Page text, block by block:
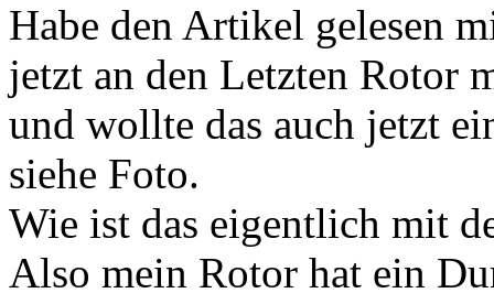
Habe den Artikel gelesen
jetzt an den Letzten Rotor
und wollte das auch jetzt
siehe Foto.
Wie ist das eigentlich mit
Also mein Rotor hat ein